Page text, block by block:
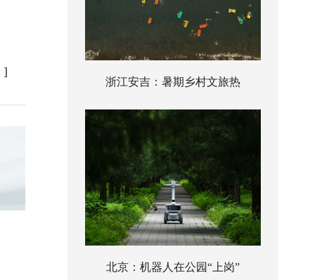
]
浙江安吉：暑期乡村文旅热
北京：机器人在公园“上岗”